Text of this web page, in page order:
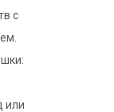
с
или